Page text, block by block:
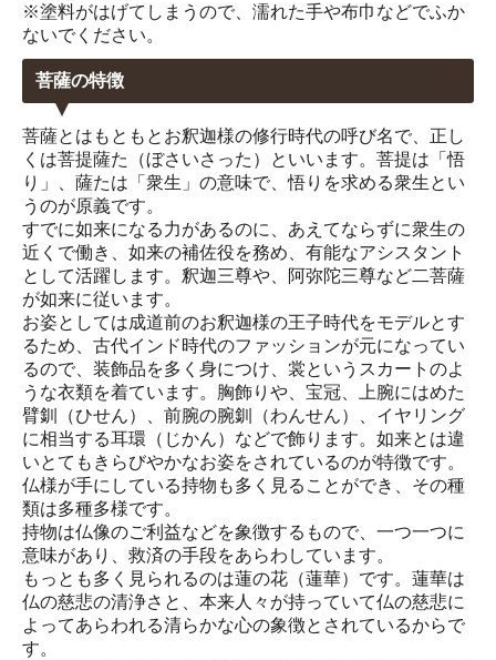
※塗料がはげてしまうので、濡れた手や布巾などでふか
ないでください。
菩薩の特徴
菩薩とはもともとお釈迦様の修行時代の呼び名で、正し
くは菩提薩た（ぼさいさった）といいます。菩提は「悟
り」、薩たは「衆生」の意味で、悟りを求める衆生とい
うのが原義です。
すでに如来になる力があるのに、あえてならずに衆生の
近くで働き、如来の補佐役を務め、有能なアシスタント
として活躍します。釈迦三尊や、阿弥陀三尊など二菩薩
が如来に従います。
お姿としては成道前のお釈迦様の王子時代をモデルとす
るため、古代インド時代のファッションが元になってい
るので、装飾品を多く身につけ、裳というスカートのよ
うな衣類を着ています。胸飾りや、宝冠、上腕にはめた
臂釧（ひせん）、前腕の腕釧（わんせん）、イヤリング
に相当する耳環（じかん）などで飾ります。如来とは違
いとてもきらびやかなお姿をされているのが特徴です。
仏様が手にしている持物も多く見ることができ、その種
類は多種多様です。
持物は仏像のご利益などを象徴するもので、一つ一つに
意味があり、救済の手段をあらわしています。
もっとも多く見られるのは蓮の花（蓮華）です。蓮華は
仏の慈悲の清浄さと、本来人々が持っていて仏の慈悲に
よってあらわれる清らかな心の象徴とされているからで
す。